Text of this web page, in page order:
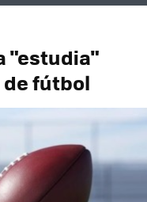
"estudia"
fútbol